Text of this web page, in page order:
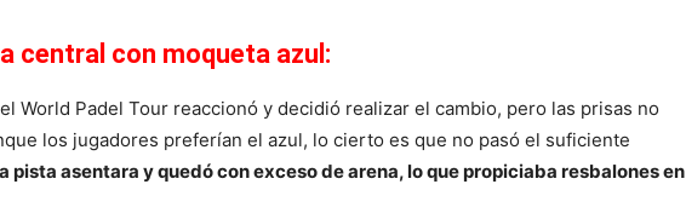
central con moqueta azul:
World Padel Tour reaccionó y decidió realizar el cambio, pero las prisas no
los jugadores preferían el azul, lo cierto es que no pasó el suficiente
pista asentara y quedó con exceso de arena, lo que propiciaba resbalones en